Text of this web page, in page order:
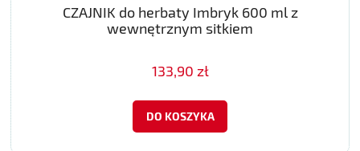
CZAJNIK do herbaty Imbryk 600 ml z
wewnętrznym sitkiem
133,90 zł
DO KOSZYKA